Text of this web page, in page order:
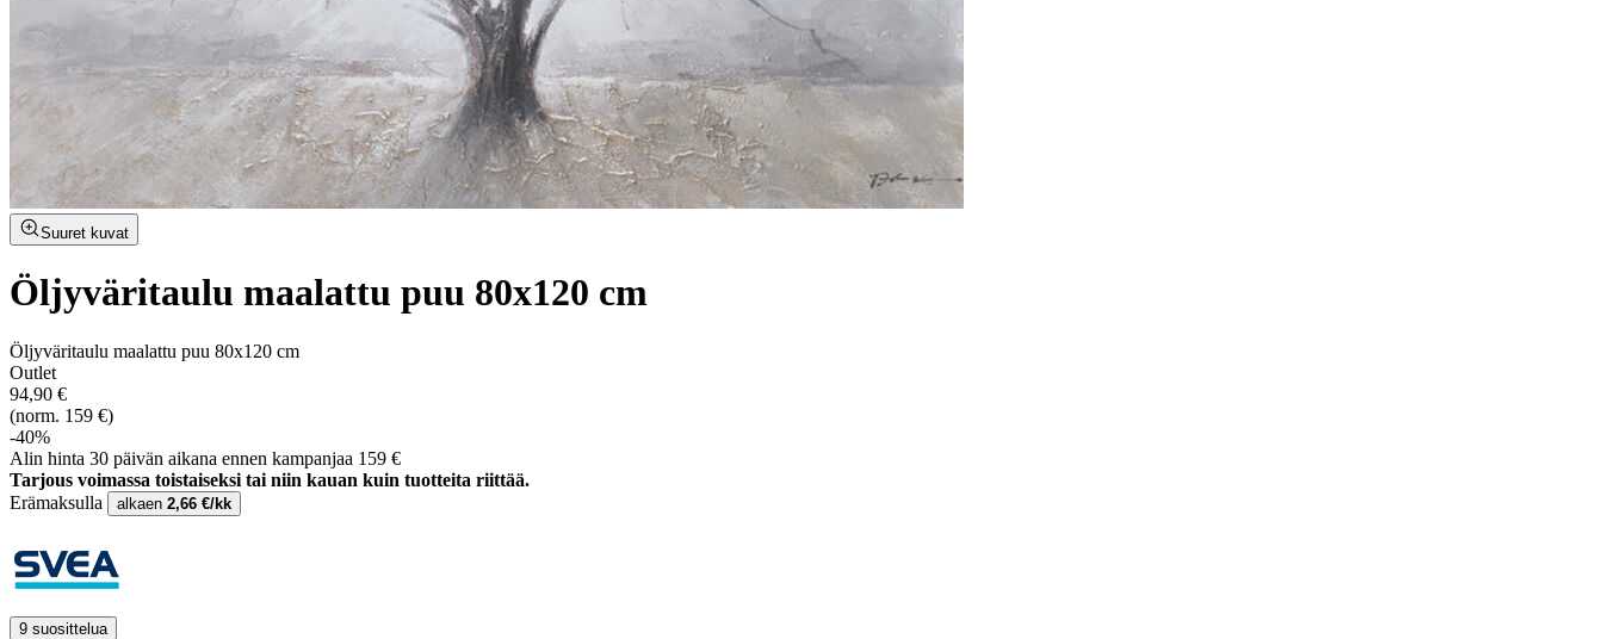
Suuret kuvat
Öljyväritaulu maalattu puu 80x120 cm
Öljyväritaulu maalattu puu 80x120 cm
Outlet
94,90 €
(norm. 159 €)
-40%
Alin hinta 30 päivän aikana ennen kampanjaa 159 €
Tarjous voimassa toistaiseksi tai niin kauan kuin tuotteita riittää.
Erämaksulla
alkaen 2,66 €/kk
9 suosittelua